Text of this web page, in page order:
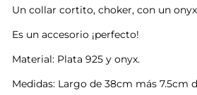
Un collar cortito, choker, con un
Es un accesorio ¡perfecto!
Material: Plata 925 y onyx.
Medidas: Largo de 38cm más 7.5cm